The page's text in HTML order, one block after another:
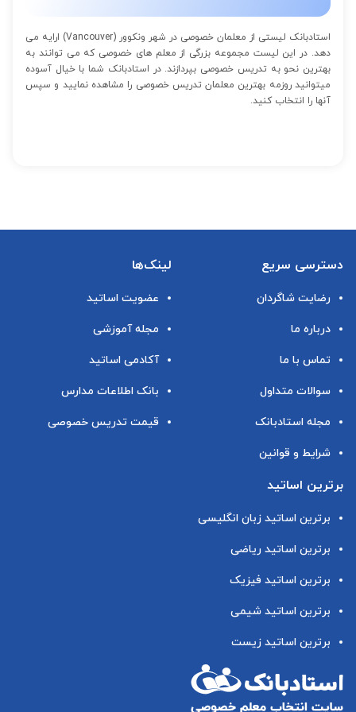
استادبانک لیستی از معلمان خصوصی در شهر ونکوور (Vancouver) ارایه می
دهد. در این لیست مجموعه بزرگی از معلم های خصوصی که می توانند به
بهترین نحو به تدریس خصوصی بپردازند. در استادبانک شما با خیال آسوده
میتوانید روزمه بهترین معلمان تدریس خصوصی را مشاهده نمایید و سپس
آنها را انتخاب کنید.
دسترسی سریع
رضایت شاگردان
درباره ما
تماس با ما
سوالات متداول
مجله استادبانک
شرایط و قوانین
لینک‌ها
عضویت اساتید
مجله آموزشی
آکادمی اساتید
بانک اطلاعات مدارس
قیمت تدریس خصوصی
برترین اساتید
برترین اساتید زبان انگلیسی
برترین اساتید ریاضی
برترین اساتید فیزیک
برترین اساتید شیمی
برترین اساتید زیست